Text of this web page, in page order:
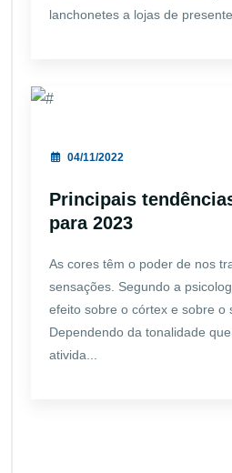
lanchonetes a lojas de
04/11/2022
Principais
para 2023
As cores têm o poder de nos
sensações. Segundo a
efeito sobre o córtex e sobre o
Dependendo da tonalidade
ativida...